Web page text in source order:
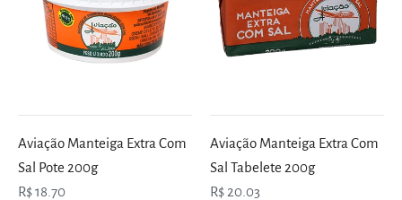
Aviação Manteiga Extra Com
Sal Pote 200g
R$ 18.70
Aviação Manteiga Extra Com
Sal Tabelete 200g
R$ 20.03